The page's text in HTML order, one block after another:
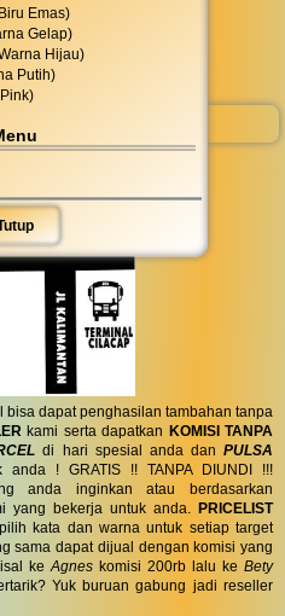
Emas)
Gelap)
Hijau)
Putih)
Peta
dapat penghasilan tambahan tanpa
kami serta dapatkan KOMISI TANPA
di hari spesial anda danPULSA
anda ! GRATIS !! TANPA DIUNDI !!!
anda inginkan atau berdasarkan
yang bekerja untuk anda. PRICELIST
pilih kata dan warna untuk setiap target
sama dapat dijual dengan komisi yang
keAgnes komisi 200rb lalu ke Bety
Yuk buruan gabung jadi reseller